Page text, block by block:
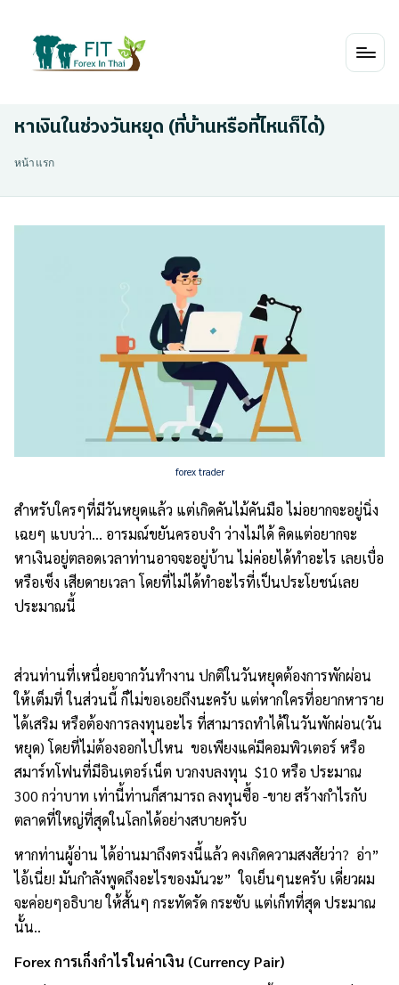
หาเงินในช่วงวันหยุด (ที่บ้านหรือที่ไหนก็ได้)
หน้าแรก
forex trader
สำหรับใครๆที่มีวันหยุดแล้ว แต่เกิดคันไม้คันมือ ไม่อยากจะอยู่นิ่ง
เฉยๆ แบบว่า… อารมณ์ขยันครอบงำ ว่างไม่ได้ คิดแต่อยากจะ
หาเงินอยู่ตลอดเวลาท่านอาจจะอยู่บ้าน ไม่ค่อยได้ทำอะไร เลยเบื่อ
หรือเซ็ง เสียดายเวลา โดยที่ไม่ได้ทำอะไรที่เป็นประโยชน์เลย
ประมาณนี้
ส่วนท่านที่เหนื่อยจากวันทำงาน ปกติในวันหยุดต้องการพักผ่อน
ให้เต็มที่ ในส่วนนี้ ก็ไม่ขอเอยถึงนะครับ แต่หากใครที่อยากหาราย
ได้เสริม หรือต้องการลงทุนอะไร ที่สามารถทำได้ในวันพักผ่อน(วัน
หยุด) โดยที่ไม่ต้องออกไปไหน ขอเพียงแค่มีคอมพิวเตอร์ หรือ
สมาร์ทโฟนที่มีอินเตอร์เน็ต บวกงบลงทุน $10 หรือ ประมาณ
300 กว่าบาท เท่านี้ท่านก็สามารถ ลงทุนซื้อ -ขาย สร้างกำไรกับ
ตลาดที่ใหญ่ที่สุดในโลกได้อย่างสบายครับ
หากท่านผู้อ่าน ได้อ่านมาถึงตรงนี้แล้ว คงเกิดความสงสัยว่า? อ่า”
ไอ้เนี่ย! มันกำลังพูดถึงอะไรของมันวะ” ใจเย็นๆนะครับ เดี่ยวผม
จะค่อยๆอธิบาย ให้สั้นๆ กระทัดรัด กระซับ แต่เก็ทที่สุด ประมาณ
นั้น..
Forex การเก็งกำไรในค่าเงิน (Currency Pair)